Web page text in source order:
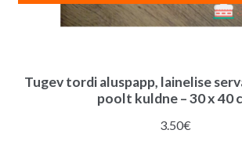
Tugev tordi aluspapp, lainelise
poolt kuldne – 30 x 40
3.50€